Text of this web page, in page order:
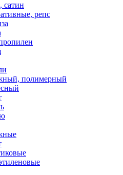
сатин
репс
полимерный